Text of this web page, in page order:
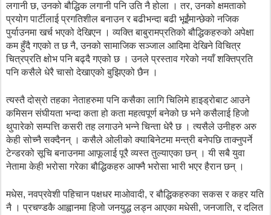
लगानी छ, उनको बौद्धिक लगानी पनि उति नै होला । तर, उनको क्षमताको
प्रयोग पार्टीलाई प्रगतिशील बनाउन र बढीभन्दा बढी भूईंमान्छेको नजिक
पुर्याउनमा खर्च भएको देखिएन ।व्यक्ति बाबुरामप्रतिको बौद्धिकहरुको अपेक्षा
कम हुँदै गएको त छ नै, उनको सामाजिक सञ्जाल आदिमा देखिने विचित्र
चित्रप्रति क्षोभ पनि बढ्दै गएको छ। उनले प्रस्ताव गरेको नयाँ शक्तिप्रति
पनि कसैले धेरै चासो देखाएको बुझिएको छैन ।
त्यस्तै दोस्रो तहका नेताहरुमा पनि कसैका लागि चिलिमे हाइड्रोबाट आउने
कमिसन संघीयता भन्दा कता हो कता महत्वपूर्ण बनेको छ भने कसैलाई हिजो
थुपारेको सम्पत्ति कसरी तह लगाउने भन्ने चिन्ता धेरै छ । त्यसैले उनीहरु अरु
केही सोच्नै सक्दैनन् । कसैले ओलीको क्याबिनेटमा मन्त्री बनेपछि ताक्नुपर्ने
टेन्डरको सूचि बनाउनमा आफूलाई पूरै व्यस्त तुल्याएका छन् । यी सबै युवा
नेतामा केही भरोसा गरेका बौद्धिकहरु आफ्नै भरोसा भारी भएर हैरान छन् ।
मधेस, नवप्रवेशी पहिचान पक्षधर माओवादी, र बौद्धिकहरुका सकस र कहर यति
नै । प्रचण्डकै आह्वानमा हिजो जनयुद्ध लड्न आएका मधेसी, जनजाति, र दलित